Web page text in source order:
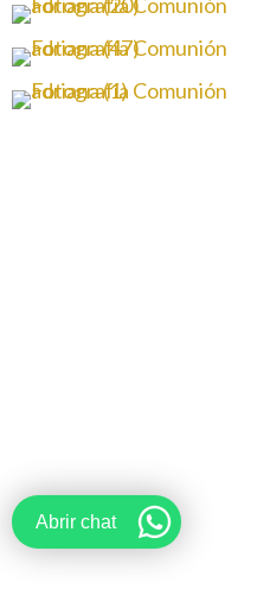
Abrir chat